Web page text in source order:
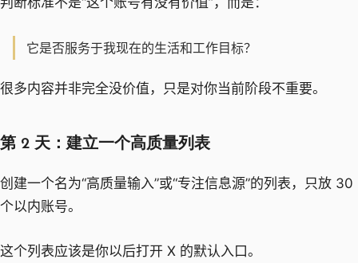
它是否服务于我现在的生活和工作目标？
很多内容并非完全没价值，只是对你当前阶段不重要。
第 2 天：建立一个高质量列表
创建一个名为“高质量输入”或“专注信息源”的列表，只放 30
个以内账号。
这个列表应该是你以后打开 X 的默认入口。